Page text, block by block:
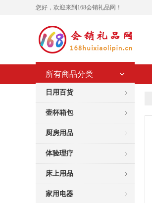
您好，欢迎来到168会销礼品网！
所有商品分类
日用百货
壶杯箱包
厨房用品
体验理疗
床上用品
家用电器